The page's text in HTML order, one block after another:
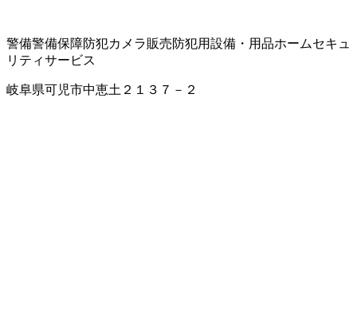
警備警備保障防犯カメラ販売防犯用設備・用品ホームセキュ
リティサービス
岐阜県可児市中恵土２１３７－２